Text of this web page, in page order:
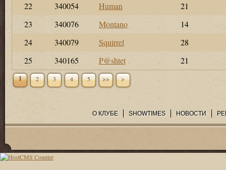
22
340054 Human
21
23
340076 Montano
14
24
340079 Squirrel
28
25
340165 P@shtet 21
1 2 3 4 5 >> >
О КЛУБЕ SHOWTIMES НОВОСТИ